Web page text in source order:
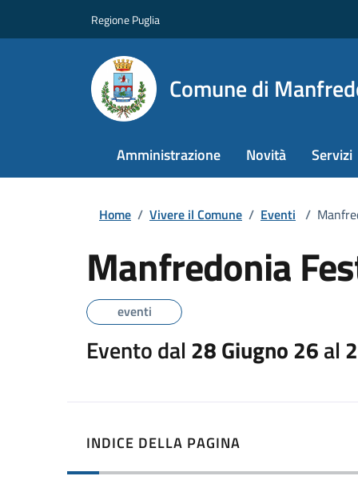
Regione Puglia
Comune di
Amministrazione Novità Servizi
Home / Vivere il Comune / Eventi /
Manfredonia
eventi
Evento dal 28 Giugno 26al
INDICE DELLA PAGINA